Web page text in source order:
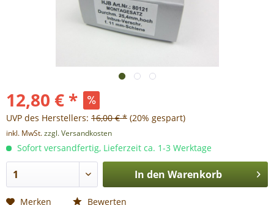
12,80 € *
UVP des Herstellers: 16,00 € * (20% gespart)
inkl. MwSt.zzgl. Versandkosten
Sofort versandfertig, Lieferzeit ca. 1-3 Werktage
In den Warenkorb
Merken Bewerten